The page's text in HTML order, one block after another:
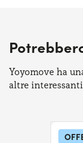
Yoyomove ha
altre